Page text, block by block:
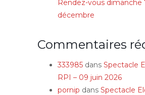
Rendez-vous dimanche
décembre
Commentaires
333985 dans Spectacle
RPI – 09 juin 2026
pornip dans Spectacle